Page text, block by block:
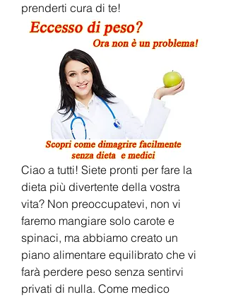
prenderti cura di te!
Ciao a tutti! Siete pronti per fare la
dieta più divertente della vostra
vita? Non preoccupatevi, non vi
faremo mangiare solo carote e
spinaci, ma abbiamo creato un
piano alimentare equilibrato che vi
farà perdere peso senza sentirvi
privati di nulla. Come medico